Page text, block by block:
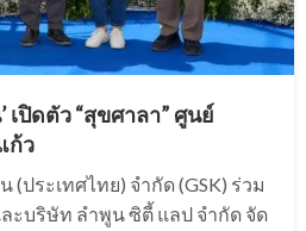
เปิดตัว “สุขศาลา” ศูนย์
ก้ว
ประเทศไทย) จำกัด (GSK) ร่วม
ะบริษัท ลำพูน ซิตี้ แลป จำกัด จัด